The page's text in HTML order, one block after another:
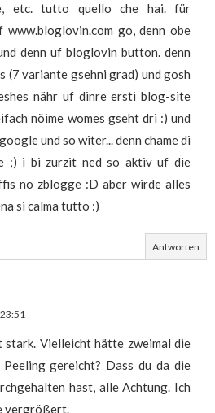
etc. tutto quello che hai. für
www.bloglovin.com go, denn obe
denn uf bloglovin button. denn
(7 variante gsehni grad) und gosh
nähr uf dinre ersti blog-site
nöime womes gseht dri :) und
und so witer... denn chame di
;) i bi zurzit ned so aktiv uf die
no zblogge :D aber wirde alles
si calma tutto :)
Antworten
stark. Vielleicht hätte zweimal die
gereicht? Dass du da die
hast, alle Achtung. Ich
vergrößert.